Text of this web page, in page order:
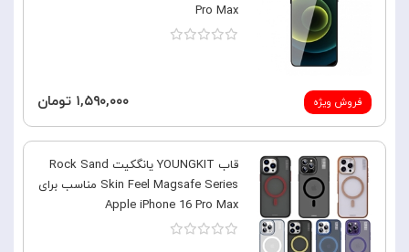
فروش ویژه
Pro Max
۱,۵۹۰,۰۰۰ تومان
قاب YOUNGKIT یانگکیت Rock Sand
Skin Feel Magsafe Series مناسب برای
Apple iPhone 16 Pro Max